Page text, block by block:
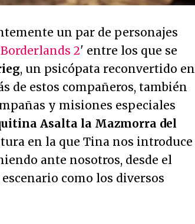
un par de personajes
Borderlands 2' entre los que se
, un psicópata reconvertido en
de estos compañeros, también
y misiones especiales
Asalta la Mazmorra del
en la que Tina nos introduce
ante nosotros, desde el
como los diversos